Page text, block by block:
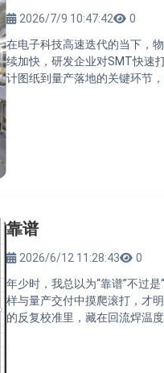
2026/7/9 10:47:42
0
在电子科技高速迭代的当下，
续加快，研发企业对SMT快速
计图纸到量产落地的关键环节
靠谱
2026/6/12 11:28:43
0
年少时，我总以为“靠谱”不过
样与量产交付中摸爬滚打，才
的反复校准里，藏在回流焊温